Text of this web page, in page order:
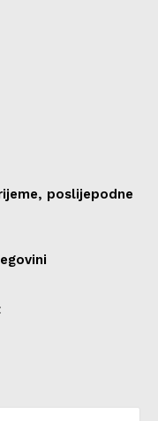
poslijepodne